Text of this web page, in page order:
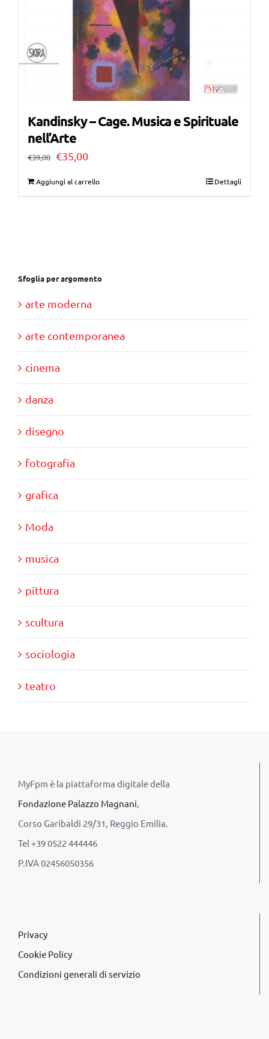
Kandinsky – Cage. Musica e Spirituale
nell’Arte
€39,00 Il
€35,00Il
Aggiungi al carrello Dettagli
Sfoglia per argomento
arte moderna
arte contemporanea
cinema
danza
disegno
fotografia
grafica
Moda
musica
pittura
scultura
sociologia
teatro
MyFpm è la piattaforma digitale della
Fondazione Palazzo Magnani,
Corso Garibaldi 29/31, Reggio Emilia.
Tel +39 0522 444446
P.IVA 02456050356
Privacy
Cookie Policy
Condizioni generali di servizio